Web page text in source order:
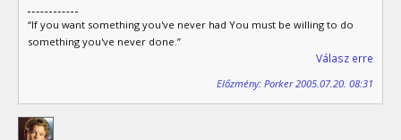
“If you want something you've never had You must be willing to do
something you've never done.”
Válasz erre
Előzmény: Porker 2005.07.20. 08:31